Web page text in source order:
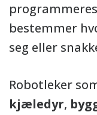
bestemmer
seg eller
Robotleker
kjæledyr,